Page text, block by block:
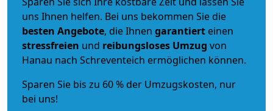
uns Ihnen helfen. Bei uns bekommen Sie die
besten Angebote, die Ihnen garantiert einen
stressfreien und reibungsloses Umzug von
Hanau nach Schreventeich ermöglichen können.
Sparen Sie bis zu 60 % der Umzugskosten, nur
bei uns!